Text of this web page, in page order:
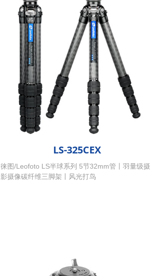
LS-325CEX
徕图/Leofoto LS半球系列 5节32mm管丨羽量级摄
影摄像碳纤维三脚架丨风光打鸟